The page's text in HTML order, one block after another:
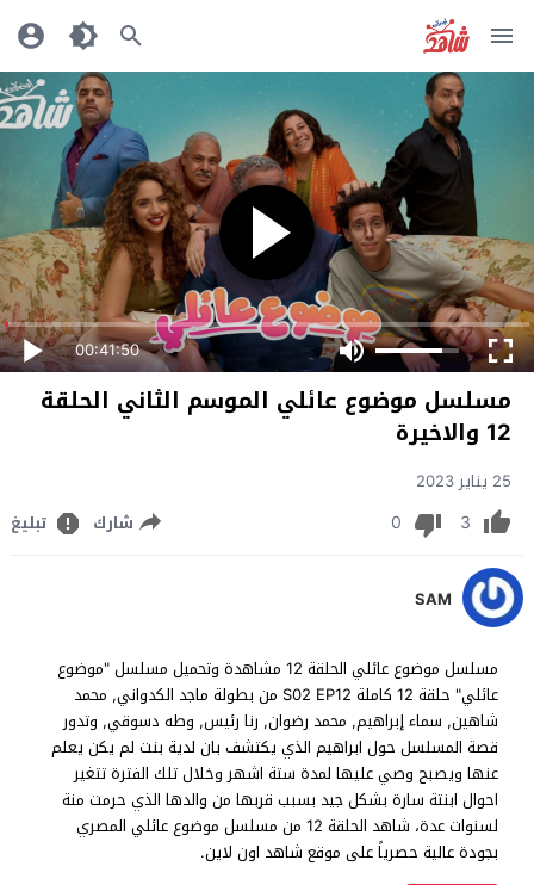
00:41:50
مسلسل موضوع عائلي الموسم الثاني الحلقة
12 والاخيرة
25 يناير 2023
3
0 شارك تبليغ
SAM
مسلسل موضوع عائلي الحلقة 12 مشاهدة وتحميل مسلسل "موضوع
عائلي" حلقة 12 كاملة S02 EP12 من بطولة ماجد الكدواني, محمد
شاهين, سماء إبراهيم, محمد رضوان, رنا رئيس, وطه دسوقي, وتدور
قصة المسلسل حول ابراهيم الذي يكتشف بان لدية بنت لم يكن يعلم
عنها ويصبح وصي عليها لمدة ستة اشهر وخلال تلك الفترة تتغير
احوال ابنتة سارة بشكل جيد بسبب قربها من والدها الذي حرمت منة
لسنوات عدة، شاهد الحلقة 12 من مسلسل موضوع عائلي المصري
بجودة عالية حصرياً على موقع شاهد اون لاين.